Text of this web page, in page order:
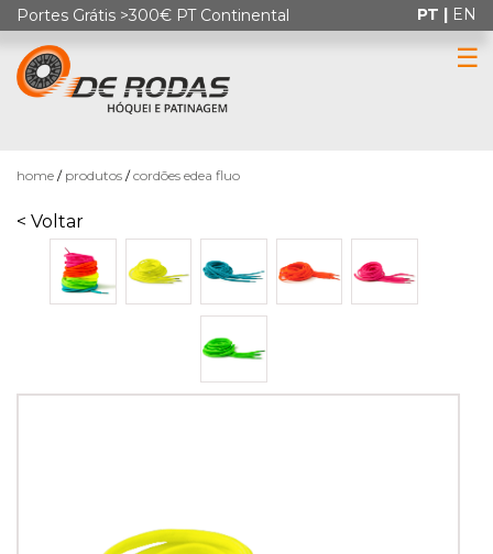
Portes Grátis >300€ PT Continental
PATINS
☰
PT | EN
home produtos cordões edea fluo
< Voltar